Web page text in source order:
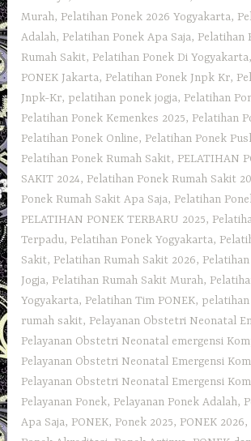
Murah, Pelatihan Ponek 2026 Yogyakarta,
Adalah, Pelatihan Ponek Apa Saja, Pelatihan
Rumah Sakit, Pelatihan Ponek Di Yogyakarta,
PONEK Jakarta, Pelatihan Ponek Jnpk Kr,
Jnpk-Kr, pelatihan ponek jogja, Pelatihan
Pelatihan Ponek Kemenkes 2025, Pelatihan
Pelatihan Ponek Online, Pelatihan Ponek
Pelatihan Ponek Rumah Sakit, PELATIHAN
SAKIT 2024, Pelatihan Ponek Rumah Sakit
Ponek Rumah Sakit Apa Saja, Pelatihan
PELATIHAN PONEK TERBARU 2025,
Terpadu, Pelatihan Ponek Yogyakarta,
Sakit‎, Pelatihan Rumah Sakit 2026,
Jogja, Pelatihan Rumah Sakit Murah,
Yogyakarta, Pelatihan Tim PONEK,
rumah sakit, Pelayanan Obstetri Neonatal
Pelayanan Obstetri Neonatal emergensi
Pelayanan Obstetri Neonatal Emergensi
Pelayanan Obstetri Neonatal Emergensi
Pelayanan Ponek, Pelayanan Ponek Adalah,
Apa Saja, PONEK, Ponek 2025, PONEK 2026,